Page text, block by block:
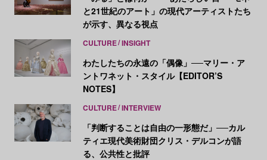
と21世紀のアート」の現代アーティストたち
が示す、異なる視点
CULTURE INSIGHT
わたしたちの永遠の「偶像」──マリー・ア
ントワネット・スタイル【EDITOR’S
NOTES】
CULTURE INTERVIEW
「判断することは自由の一形態だ」──カル
ティエ現代美術財団クリス・デルコンが語
る、公共性と批評